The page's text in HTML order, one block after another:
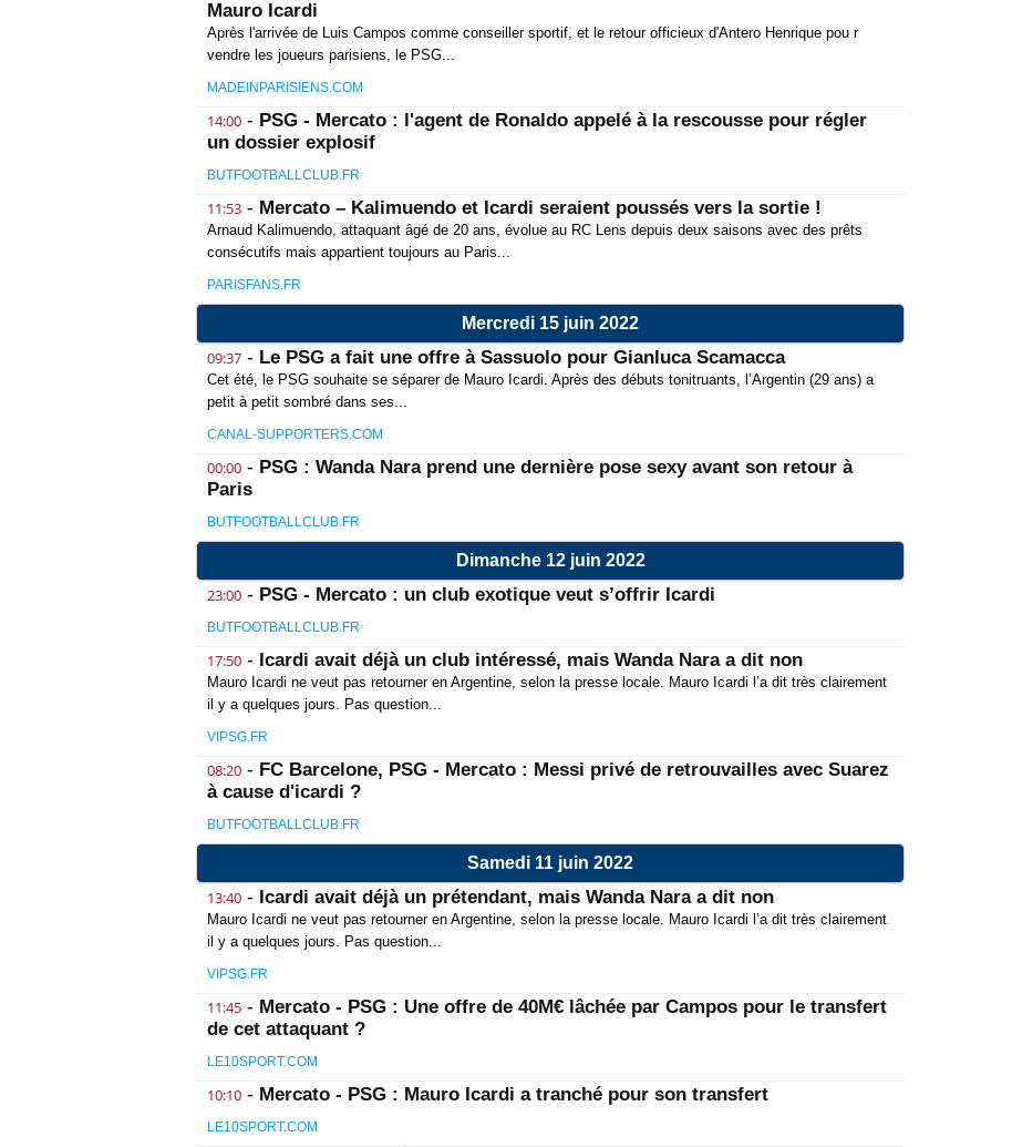
Mauro Icardi
Après l'arrivée de Luis Campos comme conseiller sportif, et le retour officieux d'Antero Henrique pou r
vendre les joueurs parisiens, le PSG...
MADEINPARISIENS.COM
14:00 - PSG - Mercato : l'agent de Ronaldo appelé à la rescousse pour régler
un dossier explosif
BUTFOOTBALLCLUB.FR
11:53 - Mercato – Kalimuendo et Icardi seraient poussés vers la sortie !
Arnaud Kalimuendo, attaquant âgé de 20 ans, évolue au RC Lens depuis deux saisons avec des prêts
consécutifs mais appartient toujours au Paris...
PARISFANS.FR
Mercredi 15 juin 2022
09:37 - Le PSG a fait une offre à Sassuolo pour Gianluca Scamacca
Cet été, le PSG souhaite se séparer de Mauro Icardi. Après des débuts tonitruants, l’Argentin (29 ans) a
petit à petit sombré dans ses...
CANAL-SUPPORTERS.COM
00:00 - PSG : Wanda Nara prend une dernière pose sexy avant son retour à
Paris
BUTFOOTBALLCLUB.FR
Dimanche 12 juin 2022
23:00 - PSG - Mercato : un club exotique veut s’offrir Icardi
BUTFOOTBALLCLUB.FR
17:50 - Icardi avait déjà un club intéressé, mais Wanda Nara a dit non
Mauro Icardi ne veut pas retourner en Argentine, selon la presse locale. Mauro Icardi l’a dit très clairement
il y a quelques jours. Pas question...
VIPSG.FR
08:20 - FC Barcelone, PSG - Mercato : Messi privé de retrouvailles avec Suarez
à cause d'icardi ?
BUTFOOTBALLCLUB.FR
Samedi 11 juin 2022
13:40 - Icardi avait déjà un prétendant, mais Wanda Nara a dit non
Mauro Icardi ne veut pas retourner en Argentine, selon la presse locale. Mauro Icardi l’a dit très clairement
il y a quelques jours. Pas question...
VIPSG.FR
11:45 - Mercato - PSG : Une offre de 40M€ lâchée par Campos pour le transfert
de cet attaquant ?
LE10SPORT.COM
10:10 - Mercato - PSG : Mauro Icardi a tranché pour son transfert
LE10SPORT.COM